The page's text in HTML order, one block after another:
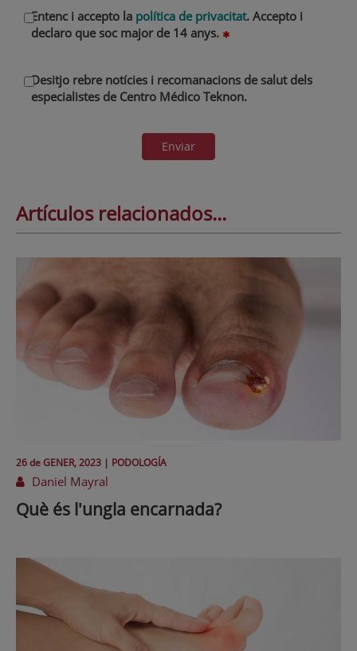
Entenc i accepto la política de privacitat. Accepto i
declaro que soc major de 14 anys.
Desitjo rebre notícies i recomanacions de salut dels
especialistes de Centro Médico Teknon.
Enviar
Artículos relacionados...
26 deGENER, 2023 | PODOLOGÍA
Daniel Mayral
Què és l'ungla encarnada?